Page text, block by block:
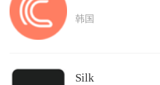
韩国
Silk